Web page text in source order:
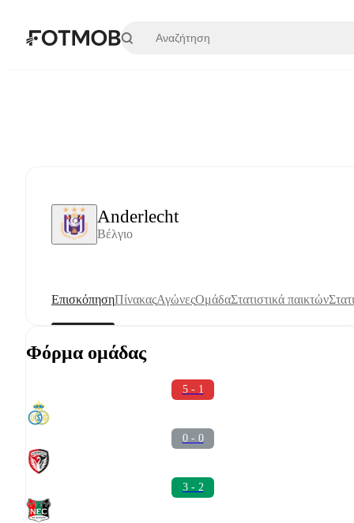
Anderlecht
Βέλγιο
ΕπισκόπησηΠίνακαςΑγώνεςΟμάδαΣτατιστικά παικτών
Φόρμα ομάδας
5 - 1
0 - 0
3 - 2